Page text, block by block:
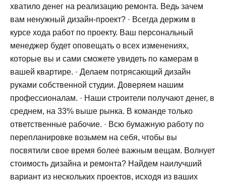
хватило денег на реализацию ремонта. Ведь зачем
вам ненужный дизайн-проект? · Всегда держим в
курсе хода работ по проекту. Ваш персональный
менеджер будет оповещать о всех изменениях,
которые вы и сами сможете увидеть по камерам в
вашей квартире. · Делаем потрясающий дизайн
руками собственной студии. Доверяем нашим
профессионалам. · Наши строители получают денег, в
среднем, на 33% выше рынка. В команде только
ответственные рабочие. · Всю бумажную работу по
перепланировке возьмем на себя, чтобы вы
посвятили свое время более важным вещам. Волнует
стоимость дизайна и ремонта? Найдем наилучший
вариант из нескольких проектов, исходя из ваших